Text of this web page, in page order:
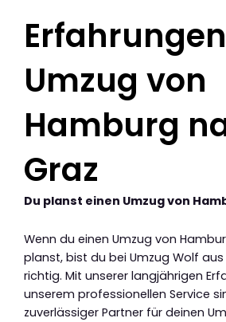
Umzug von
Hamburg
Graz
Du planst einen Umzug von
Wenn du einen Umzug von
planst, bist du bei Umzug Wolf
richtig. Mit unserer langjährigen
unserem professionellen Service
zuverlässiger Partner für deinen